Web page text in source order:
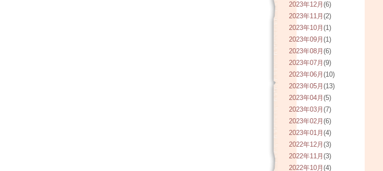
2023年12月 (6)
2023年11月 (2)
2023年10月 (1)
2023年09月 (1)
2023年08月 (6)
2023年07月 (9)
2023年06月 (10)
2023年05月 (13)
2023年04月 (5)
2023年03月 (7)
2023年02月 (6)
2023年01月 (4)
2022年12月 (3)
2022年11月 (3)
2022年10月 (4)